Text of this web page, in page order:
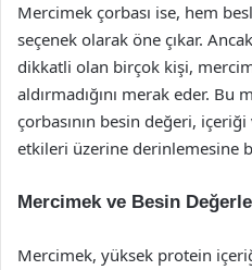
Mercimek çorbası ise, hem
seçenek olarak öne çıkar.
dikkatli olan birçok kişi,
aldırmadığını merak eder. Bu
çorbasının besin değeri,
etkileri üzerine derinlemesine
Mercimek ve Besin
Mercimek, yüksek protein